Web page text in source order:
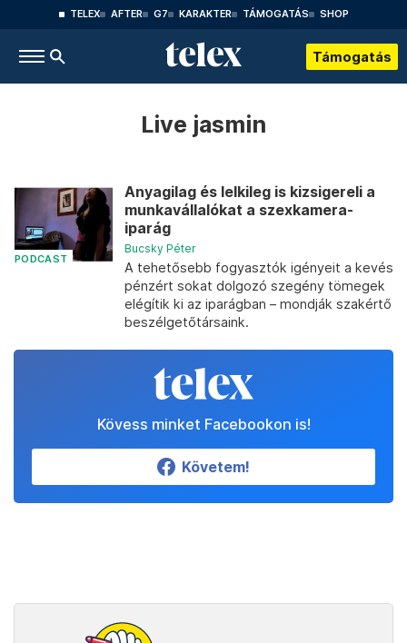
TELEX AFTER G7 KARAKTER TÁMOGATÁS SHOP
Támogatás
Live jasmin
PODCAST
Anyagilag és lelkileg is kizsigereli a
munkavállalókat a szexkamera-
iparág
Bucsky Péter
A tehetősebb fogyasztók igényeit a kevés
pénzért sokat dolgozó szegény tömegek
elégítik ki az iparágban – mondják szakértő
beszélgetőtársaink.
Kövess minket Facebookon is!
Követem!